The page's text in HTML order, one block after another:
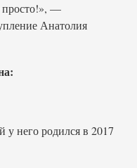
просто!», —
Анатолия
него родился в 2017